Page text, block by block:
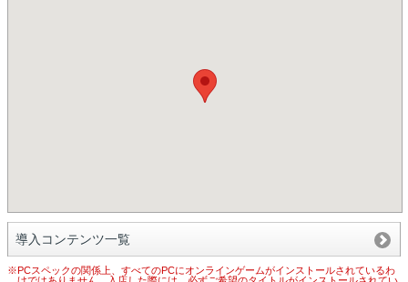
導入コンテンツ一覧
※PCスペックの関係上、すべてのPCにオンラインゲームがインストールされているわ